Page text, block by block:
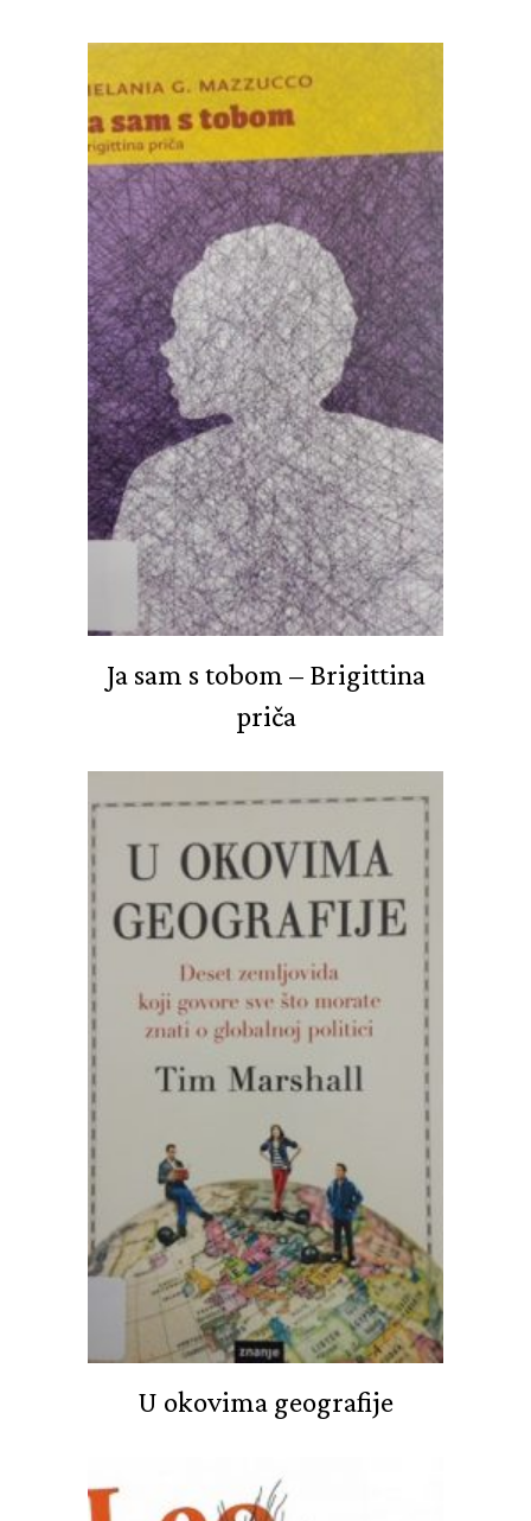
Ja sam s tobom – Brigittina
priča
U okovima geografije